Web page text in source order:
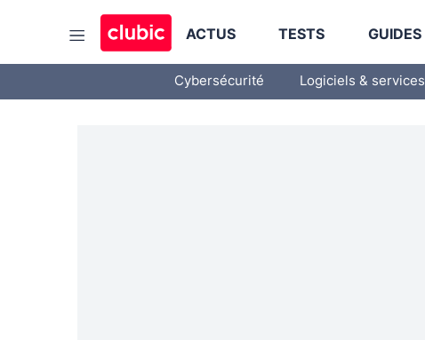
ACTUS TESTS GUIDES
Cybersécurité Logiciels & services